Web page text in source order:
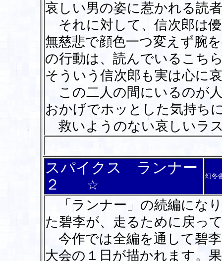
哀しい男の姿に惹かれる読
それに対して、信次郎は
無慈悲で顔色一つ変えず腕
の行動は、読んでいるこち
そういう信次郎も実は心に
この二人の間にいるのが
おかげでホッとした気持ち
救いようのない哀しいラ
スパイクス ランナー
２
☆
幻冬
「ランナー」の続編にな
た碧李が、走るために戻っ
今作では全編を通して碧
大会の１日が描かれます。